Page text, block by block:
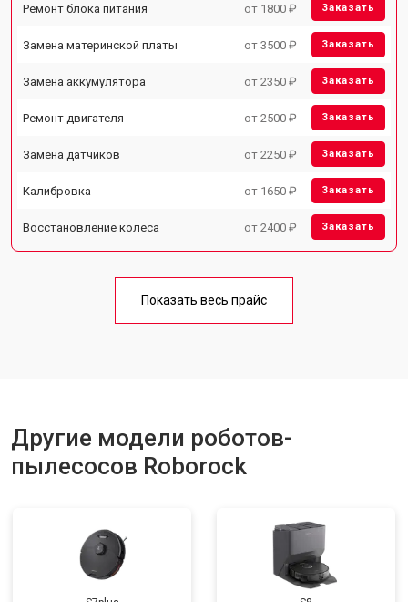
Ремонт блока питания от 1800 ₽ Заказать
Замена материнской платы от 3500 ₽ Заказать
Замена аккумулятора от 2350 ₽ Заказать
Ремонт двигателя от 2500 ₽ Заказать
Замена датчиков от 2250 ₽ Заказать
Калибровка от 1650 ₽ Заказать
Восстановление колеса от 2400 ₽ Заказать
Показать весь прайс
Другие модели роботов-
пылесосов Roborock